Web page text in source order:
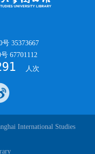
35373667
67701112
人次
International Studies